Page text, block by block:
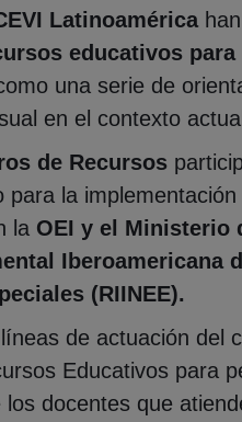
Latinoamérica
educativos
una serie de
en el contexto
de Recursos
para la
la OEI y el Ministerio
Iberoamericana
(RIINEE).
de actuación del
Educativos para
los docentes que